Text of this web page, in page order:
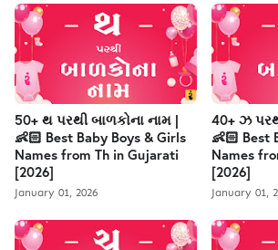
50+ થ પરથી બાળકોના નામ |
👶🏻 Best Baby Boys & Girls
Names from Th in Gujarati
[2026]
January 01, 2026
40+ ઝ
👶🏻 Best
Names
[2026]
January 01,